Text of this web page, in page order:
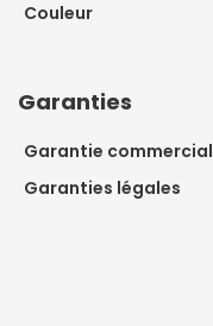
Couleur
Garanties
Garantie
Garanties légales